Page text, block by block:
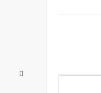
p
o